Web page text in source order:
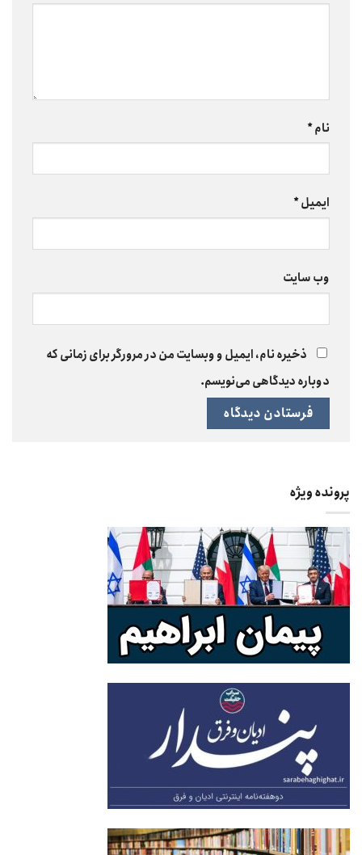
نام*
ایمیل*
وب‌ سایت
ذخیره نام، ایمیل و وبسایت من در مرورگر برای زمانی که
دوباره دیدگاهی می‌نویسم.
پرونده ویژه